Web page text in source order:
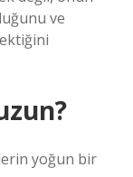
ve
yoğun bir